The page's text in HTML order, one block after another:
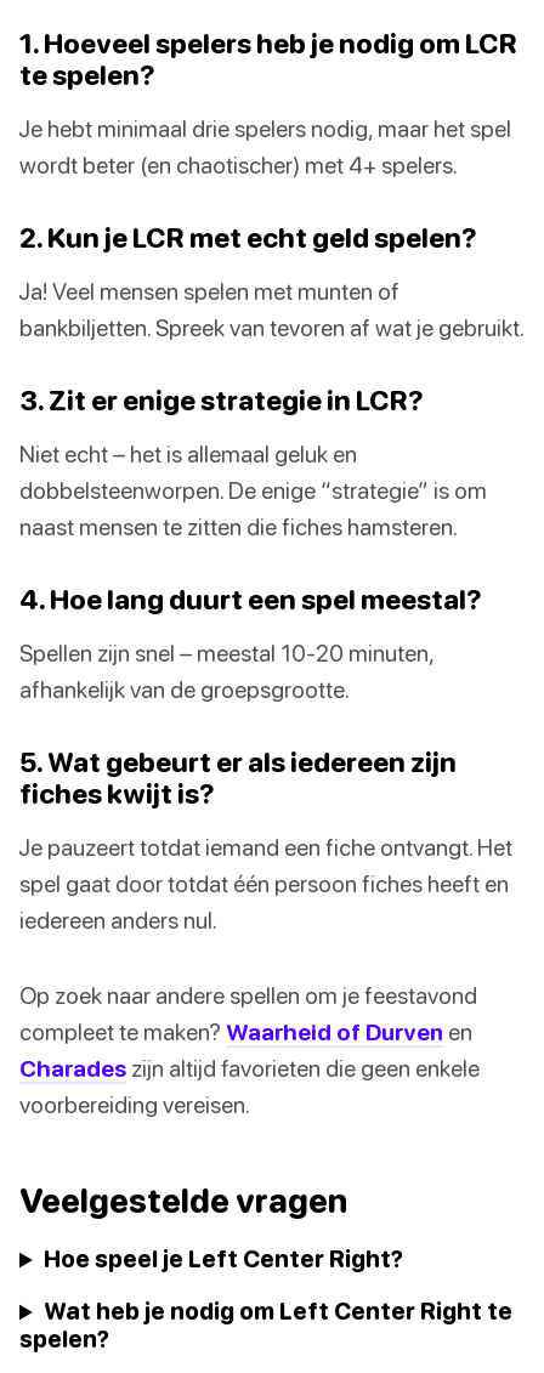
1. Hoeveel spelers heb je nodig om LCR
te spelen?
Je hebt minimaal drie spelers nodig, maar het spel
wordt beter (en chaotischer) met 4+ spelers.
2. Kun je LCR met echt geld spelen?
Ja! Veel mensen spelen met munten of
bankbiljetten. Spreek van tevoren af wat je gebruikt.
3. Zit er enige strategie in LCR?
Niet echt – het is allemaal geluk en
dobbelsteenworpen. De enige “strategie” is om
naast mensen te zitten die fiches hamsteren.
4. Hoe lang duurt een spel meestal?
Spellen zijn snel – meestal 10-20 minuten,
afhankelijk van de groepsgrootte.
5. Wat gebeurt er als iedereen zijn
fiches kwijt is?
Je pauzeert totdat iemand een fiche ontvangt. Het
spel gaat door totdat één persoon fiches heeft en
iedereen anders nul.
Op zoek naar andere spellen om je feestavond
compleet te maken? Waarheid of Durven en
Charades zijn altijd favorieten die geen enkele
voorbereiding vereisen.
Veelgestelde vragen
Hoe speel je Left Center Right?
Wat heb je nodig om Left Center Right te
spelen?